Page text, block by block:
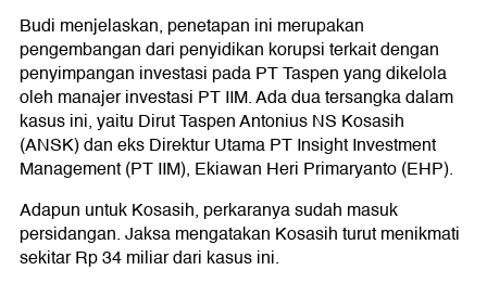
Budi menjelaskan, penetapan ini merupakan
pengembangan dari penyidikan korupsi terkait dengan
penyimpangan investasi pada PT Taspen yang dikelola
oleh manajer investasi PT IIM. Ada dua tersangka dalam
kasus ini, yaitu Dirut Taspen Antonius NS Kosasih
(ANSK) dan eks Direktur Utama PT Insight Investment
Management (PT IIM), Ekiawan Heri Primaryanto (EHP).
Adapun untuk Kosasih, perkaranya sudah masuk
persidangan. Jaksa mengatakan Kosasih turut menikmati
sekitar Rp 34 miliar dari kasus ini.